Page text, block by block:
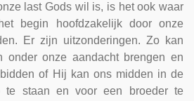
last Gods wil is, is het ook waar
begin hoofdzakelijk door onze
Er zijn uitzonderingen. Zo kan
onder onze aandacht brengen en
of Hij kan ons midden in de
te staan en voor een broeder te